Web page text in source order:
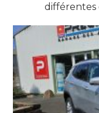
différentes